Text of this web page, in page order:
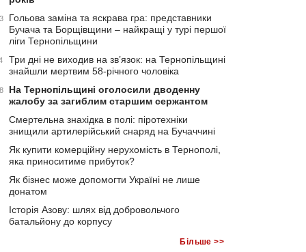
Гольова заміна та яскрава гра: представники
Бучача та Борщівщини – найкращі у турі першої
ліги Тернопільщини
Три дні не виходив на зв’язок: на Тернопільщині
знайшли мертвим 58-річного чоловіка
На Тернопільщині оголосили дводенну
жалобу за загиблим старшим сержантом
Смертельна знахідка в полі: піротехніки
знищили артилерійський снаряд на Бучаччині
Як купити комерційну нерухомість в Тернополі,
яка приноситиме прибуток?
Як бізнес може допомогти Україні не лише
донатом
Історія Азову: шлях від добровольчого
батальйону до корпусу
Більше >>